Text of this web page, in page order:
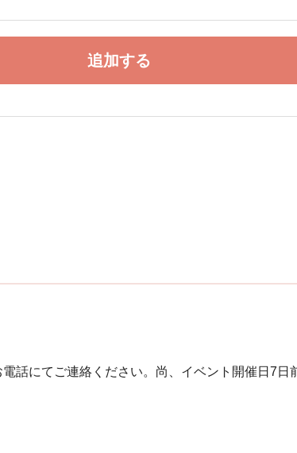
追加する
話にてご連絡ください。 尚、イベント開催日7